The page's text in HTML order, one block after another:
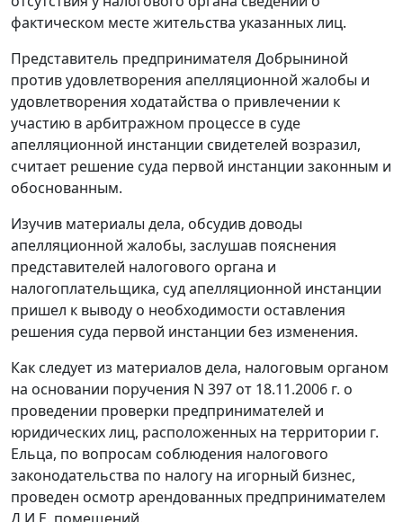
фактическом месте жительства указанных лиц.
Представитель предпринимателя Добрыниной
против удовлетворения апелляционной жалобы и
удовлетворения ходатайства о привлечении к
участию в арбитражном процессе в суде
апелляционной инстанции свидетелей возразил,
считает решение суда первой инстанции законным и
обоснованным.
Изучив материалы дела, обсудив доводы
апелляционной жалобы, заслушав пояснения
представителей налогового органа и
налогоплательщика, суд апелляционной инстанции
пришел к выводу о необходимости оставления
решения суда первой инстанции без изменения.
Как следует из материалов дела, налоговым органом
на основании поручения N 397 от 18.11.2006 г. о
проведении проверки предпринимателей и
юридических лиц, расположенных на территории г.
Ельца, по вопросам соблюдения налогового
законодательства по налогу на игорный бизнес,
проведен осмотр арендованных предпринимателем